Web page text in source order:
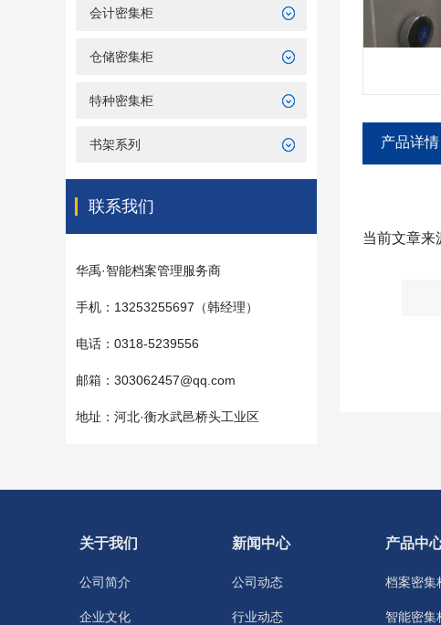
产品详情
当前文章来
会计密集柜
仓储密集柜
特种密集柜
书架系列
联系我们
华禹·智能档案管理服务商
手机：13253255697（韩经理）
电话：0318-5239556
邮箱：303062457@qq.com
地址：河北·衡水武邑桥头工业区
关于我们
公司简介
企业文化
新闻中心
公司动态
行业动态
产品中
档案密集
智能密集